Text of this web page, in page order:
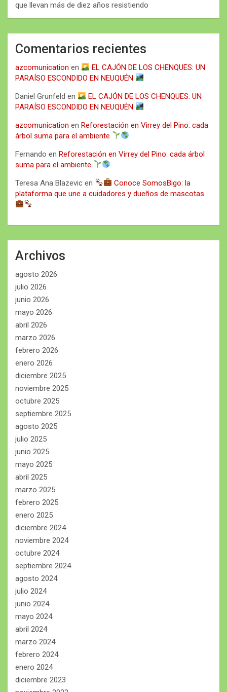
que llevan más de diez años resistiendo
Comentarios recientes
azcomunication en
EL CAJÓN DE LOS CHENQUES: UN
PARAÍSO ESCONDIDO EN NEUQUÉN
Daniel Grunfeld en
EL CAJÓN DE LOS CHENQUES: UN
PARAÍSO ESCONDIDO EN NEUQUÉN
azcomunication en Reforestación en Virrey del Pino: cada
árbol suma para el ambiente
Fernando en Reforestación en Virrey del Pino: cada árbol
suma para el ambiente
Teresa Ana Blazevic en
Conoce SomosBigo: la
plataforma que une a cuidadores y dueños de mascotas
Archivos
agosto 2026
julio 2026
junio 2026
mayo 2026
abril 2026
marzo 2026
febrero 2026
enero 2026
diciembre 2025
noviembre 2025
octubre 2025
septiembre 2025
agosto 2025
julio 2025
junio 2025
mayo 2025
abril 2025
marzo 2025
febrero 2025
enero 2025
diciembre 2024
noviembre 2024
octubre 2024
septiembre 2024
agosto 2024
julio 2024
junio 2024
mayo 2024
abril 2024
marzo 2024
febrero 2024
enero 2024
diciembre 2023